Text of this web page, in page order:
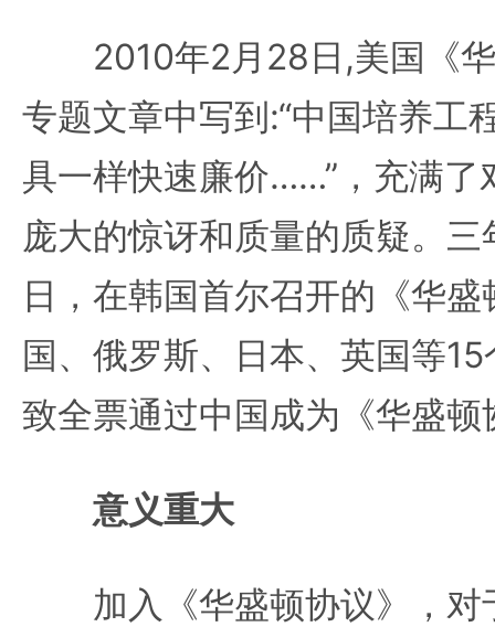
2010年2月28日,美国《华
专题文章中写到:“中国培养工
具一样快速廉价……”，充满了
庞大的惊讶和质量的质疑。
日，在韩国首尔召开的《华
国、俄罗斯、日本、英国等
致全票通过中国成为《华盛
意义重大
加入《华盛顿协议》，对